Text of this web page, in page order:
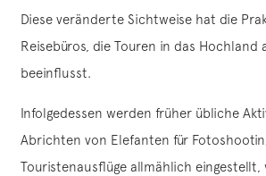
Diese veränderte Sichtweise hat die
Reisebüros, die Touren in das Hochland
beeinflusst.
Infolgedessen werden früher übliche
Abrichten von Elefanten für
Touristenausflüge allmählich eingestellt,